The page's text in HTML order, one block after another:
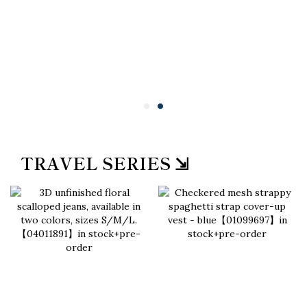
TRAVEL SERIES ⇲